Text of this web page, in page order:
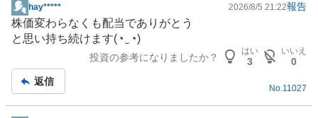
掲
示
板
hay***** 2026/8/5 21:22報告
株価変わらなくも配当でありがとう
と思い持ち続けます(⁠◔⁠‿⁠◔⁠)
投資の参考になりましたか？
はい
3
いいえ
0
返信
No.11027